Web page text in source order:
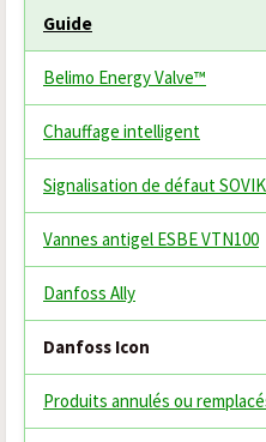
Guide
Belimo Energy Valve™
Chauffage intelligent
Signalisation de défaut
Vannes antigel ESBE VTN100
Danfoss Ally
Danfoss Icon
Produits annulés ou